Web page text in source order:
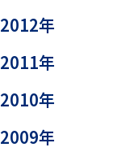
2012年
2011年
2010年
2009年